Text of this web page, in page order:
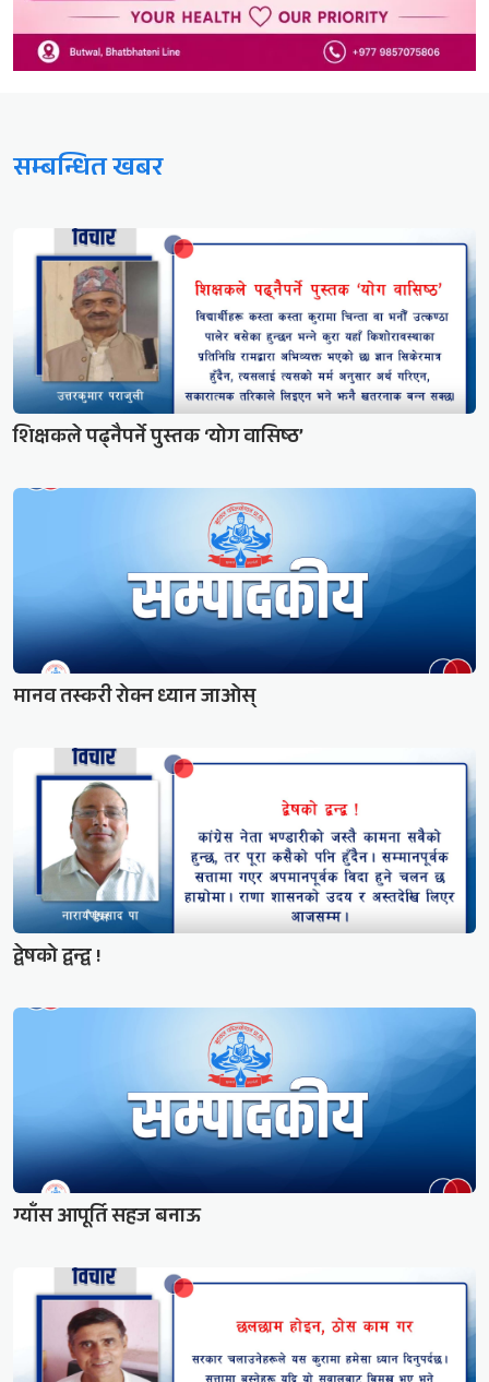
सम्बन्धित खबर
शिक्षकले पढ्नैपर्ने पुस्तक ‘योग वासिष्ठ’
मानव तस्करी रोक्न ध्यान जाओस्
द्वेषको द्वन्द्व !
ग्याँस आपूर्ति सहज बनाऊ